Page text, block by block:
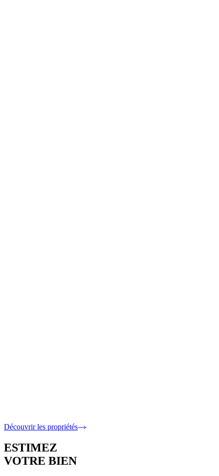
5 Chambres · 317 m2 intérieur
Découvrir les propriétés
ESTIMEZ
VOTRE BIEN